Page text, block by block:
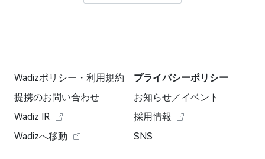
Wadizポリシー・利用規約
プライバシーポリシー
提携のお問い合わせ
お知らせ／イベント
Wadiz IR
採用情報
Wadizへ移動
SNS